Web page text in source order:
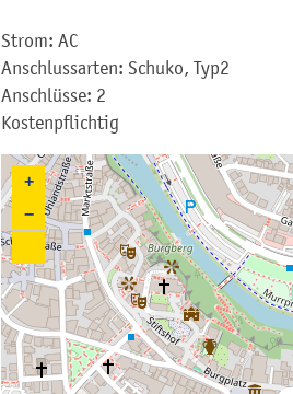
+
−
Strom: AC
Anschlussarten: Schuko, Typ2
Anschlüsse: 2
Kostenpflichtig